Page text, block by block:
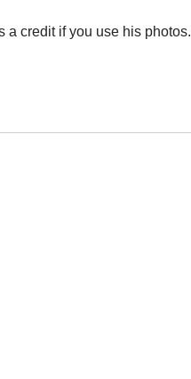
a credit if you use his photos.